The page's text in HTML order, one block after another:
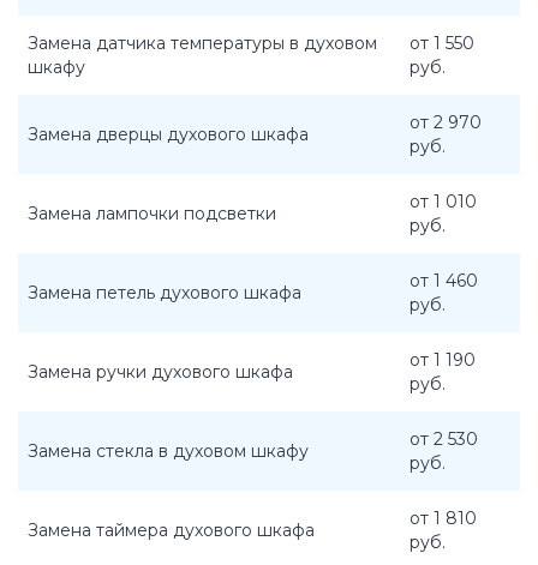
Замена датчика температуры в духовом
шкафу
от 1 550
руб.
Замена дверцы духового шкафа
от 2 970
руб.
Замена лампочки подсветки
от 1 010
руб.
Замена петель духового шкафа
от 1 460
руб.
Замена ручки духового шкафа
от 1 190
руб.
Замена стекла в духовом шкафу
от 2 530
руб.
Замена таймера духового шкафа
от 1 810
руб.